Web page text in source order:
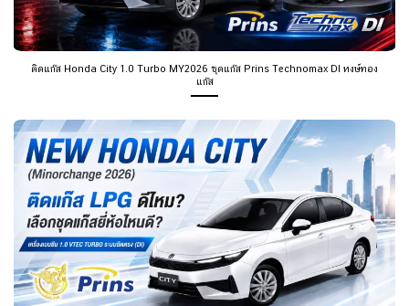
ติดแก๊ส Honda City 1.0 Turbo MY2026 ชุดแก๊ส Prins Technomax DI หงษ์ทอง
แก๊ส